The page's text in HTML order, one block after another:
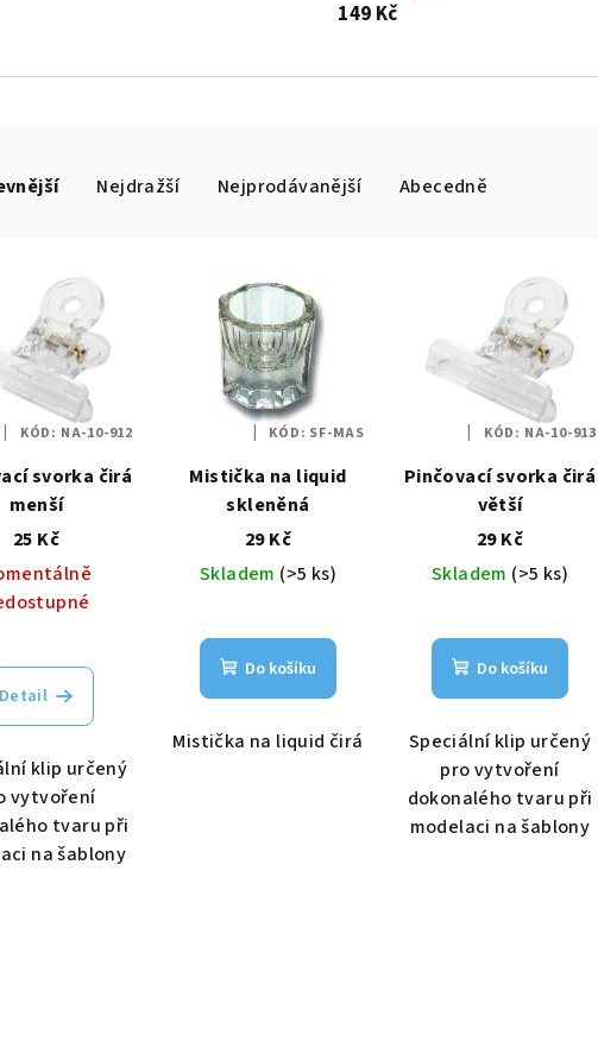
149 Kč
Nejdražší Nejprodávanější Abecedně
svorka čirá
menší
25 Kč
Detail
klip určený
vytvoření
tvaru při
na šablony
KÓD: NA-10-912
Mistička na liquid
skleněná
29 Kč
Skladem (>5 ks)
Do košíku
Mistička na liquid čirá
KÓD: SF-MAS
Pinčovací svorka čirá
větší
29 Kč
Skladem (>5 ks)
Do košíku
Speciální klip určený
pro vytvoření
dokonalého tvaru při
modelaci na šablony
KÓD: NA-10-913